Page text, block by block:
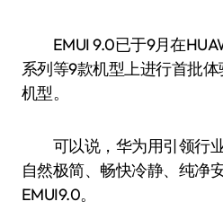
EMUI 9.0已于9月在
系列等9款机型上进行首批
机型。
可以说，华为用引领行业
自然极简、畅快冷静、纯净
EMUI9.0。